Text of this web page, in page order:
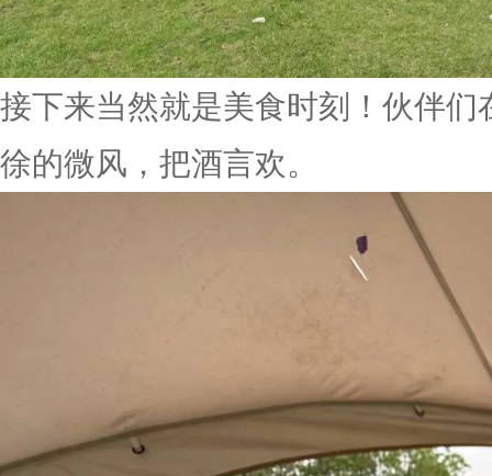
接下来当然就是美食时刻！伙伴
徐的微风，把酒言欢。